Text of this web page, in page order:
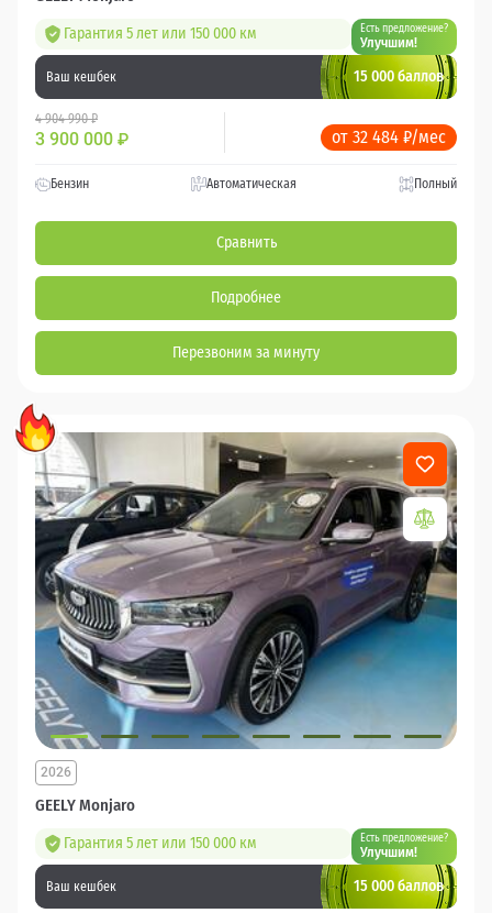
Гарантия 5 лет или 150 000 км Есть предложение?
Улучшим!
Ваш кешбек 15 000 баллов
4 904 990 ₽
3 900 000 ₽ от 32 484 ₽/мес
Бензин Автоматическая Полный
Сравнить
Подробнее
Перезвоним за минуту
GEELY Monjaro
2026
Гарантия 5 лет или 150 000 км Есть предложение?
Улучшим!
Ваш кешбек 15 000 баллов